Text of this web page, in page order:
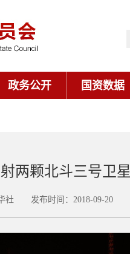
政务公开 国资数据
两颗北斗三号卫星
社 发布时间：2018-09-20